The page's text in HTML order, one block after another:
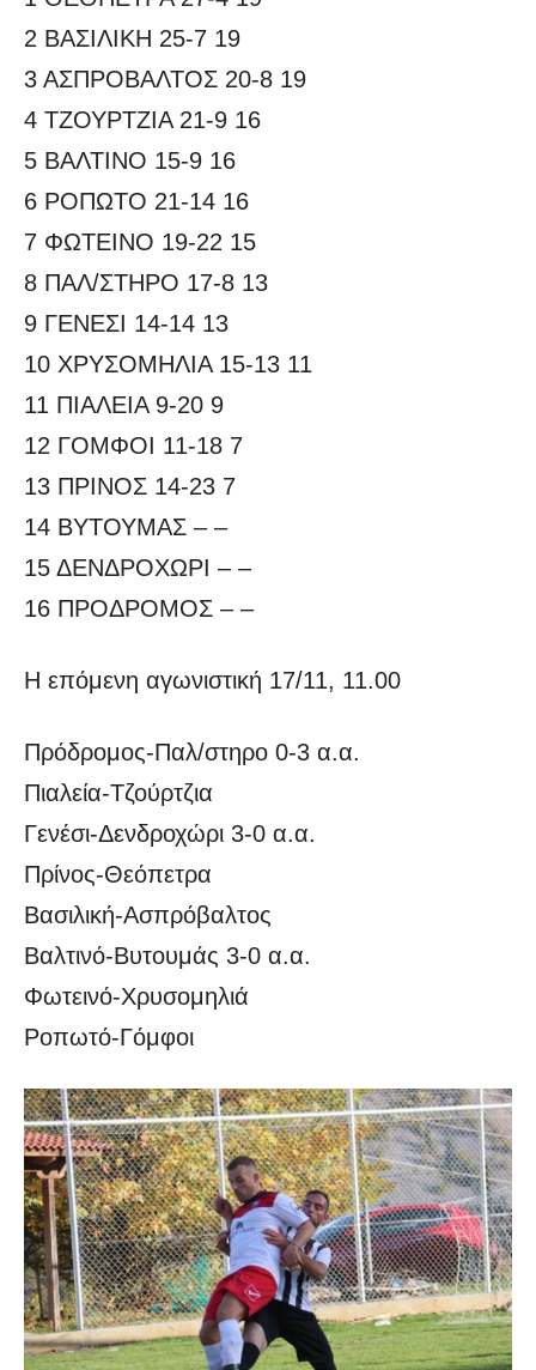
2 ΒΑΣΙΛΙΚΗ 25-7 19
3 ΑΣΠΡΟΒΑΛΤΟΣ 20-8 19
4 ΤΖΟΥΡΤΖΙΑ 21-9 16
5 ΒΑΛΤΙΝΟ 15-9 16
6 ΡΟΠΩΤΟ 21-14 16
7 ΦΩΤΕΙΝΟ 19-22 15
8 ΠΑΛ/ΣΤΗΡΟ 17-8 13
9 ΓΕΝΕΣΙ 14-14 13
10 ΧΡΥΣΟΜΗΛΙΑ 15-13 11
11 ΠΙΑΛΕΙΑ 9-20 9
12 ΓΟΜΦΟΙ 11-18 7
13 ΠΡΙΝΟΣ 14-23 7
14 ΒΥΤΟΥΜΑΣ – –
15 ΔΕΝΔΡΟΧΩΡΙ – –
16 ΠΡΟΔΡΟΜΟΣ – –
Η επόμενη αγωνιστική 17/11, 11.00
Πρόδρομος-Παλ/στηρο 0-3 α.α.
Πιαλεία-Τζούρτζια
Γενέσι-Δενδροχώρι 3-0 α.α.
Πρίνος-Θεόπετρα
Βασιλική-Ασπρόβαλτος
Βαλτινό-Βυτουμάς 3-0 α.α.
Φωτεινό-Χρυσομηλιά
Ροπωτό-Γόμφοι